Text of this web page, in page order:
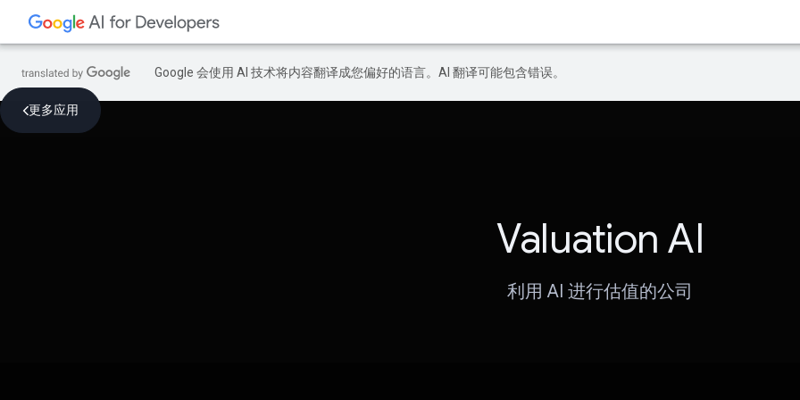
Google 会使用 AI 技术将内容翻译成您偏好的语言。AI 翻译可能包含错误。
更多应用
Valuation AI
利用 AI 进行估值的公司